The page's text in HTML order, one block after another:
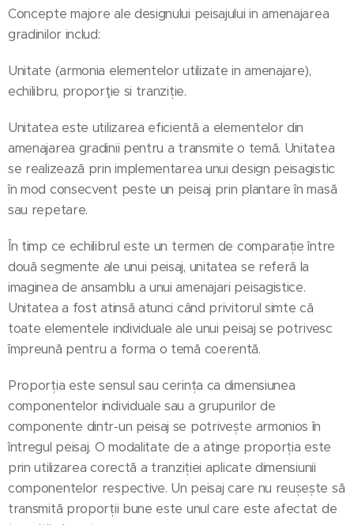
Concepte majore ale designului peisajului in amenajarea
gradinilor includ:
Unitate (armonia elementelor utilizate in amenajare),
echilibru, proporţie si tranziție.
Unitatea este utilizarea eficientă a elementelor din
amenajarea gradinii pentru a transmite o temă. Unitatea
se realizează prin implementarea unui design peisagistic
în mod consecvent peste un peisaj prin plantare în masă
sau repetare.
În timp ce echilibrul este un termen de comparație între
două segmente ale unui peisaj, unitatea se referă la
imaginea de ansamblu a unui amenajari peisagistice.
Unitatea a fost atinsă atunci când privitorul simte că
toate elementele individuale ale unui peisaj se potrivesc
împreună pentru a forma o temă coerentă.
Proporția este sensul sau cerința ca dimensiunea
componentelor individuale sau a grupurilor de
componente dintr-un peisaj se potrivește armonios în
întregul peisaj. O modalitate de a atinge proporția este
prin utilizarea corectă a tranziției aplicate dimensiunii
componentelor respective. Un peisaj care nu reușește să
transmită proporții bune este unul care este afectat de